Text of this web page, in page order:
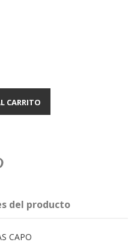
CARRITO
del producto
CAPO